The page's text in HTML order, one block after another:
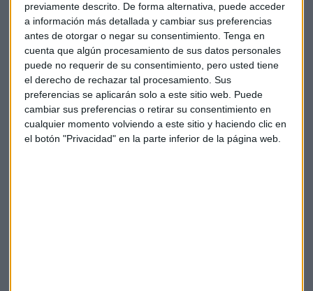
previamente descrito. De forma alternativa, puede acceder
a información más detallada y cambiar sus preferencias
antes de otorgar o negar su consentimiento. Tenga en
cuenta que algún procesamiento de sus datos personales
puede no requerir de su consentimiento, pero usted tiene
el derecho de rechazar tal procesamiento. Sus
preferencias se aplicarán solo a este sitio web. Puede
cambiar sus preferencias o retirar su consentimiento en
cualquier momento volviendo a este sitio y haciendo clic en
el botón "Privacidad" en la parte inferior de la página web.
Suscríbete a nuestros boletines
Te enviaremos las noticias más importantes del día